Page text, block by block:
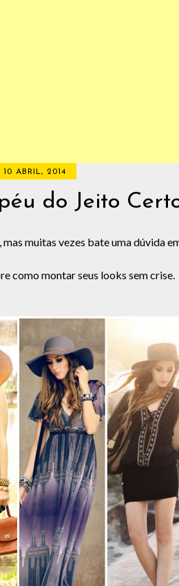
10 ABRIL, 2014
do Jeito
muitas vezes bate uma dúvida
como montar seus looks sem crise.